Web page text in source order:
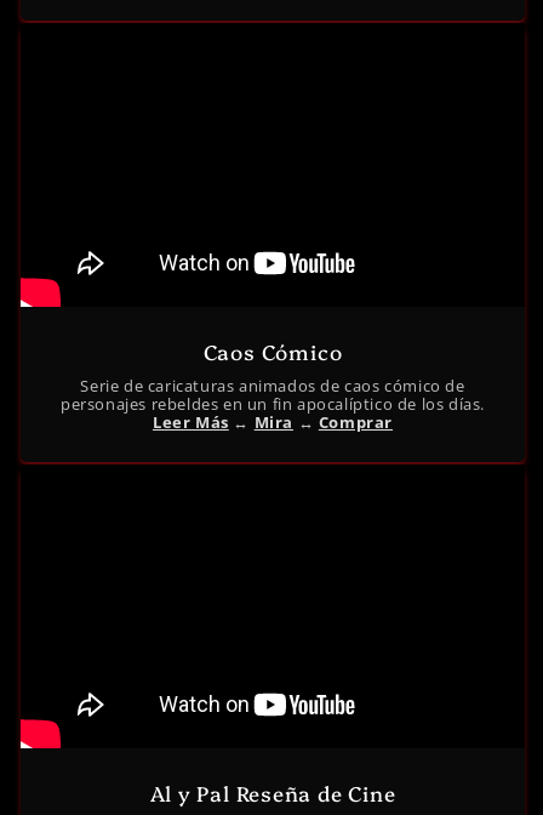
Caos Cómico
Serie de caricaturas animados de caos cómico de
personajes rebeldes en un fin apocalíptico de los días.
Leer Más ↔︎ Mira ↔︎ Comprar
Al y Pal Reseña de Cine